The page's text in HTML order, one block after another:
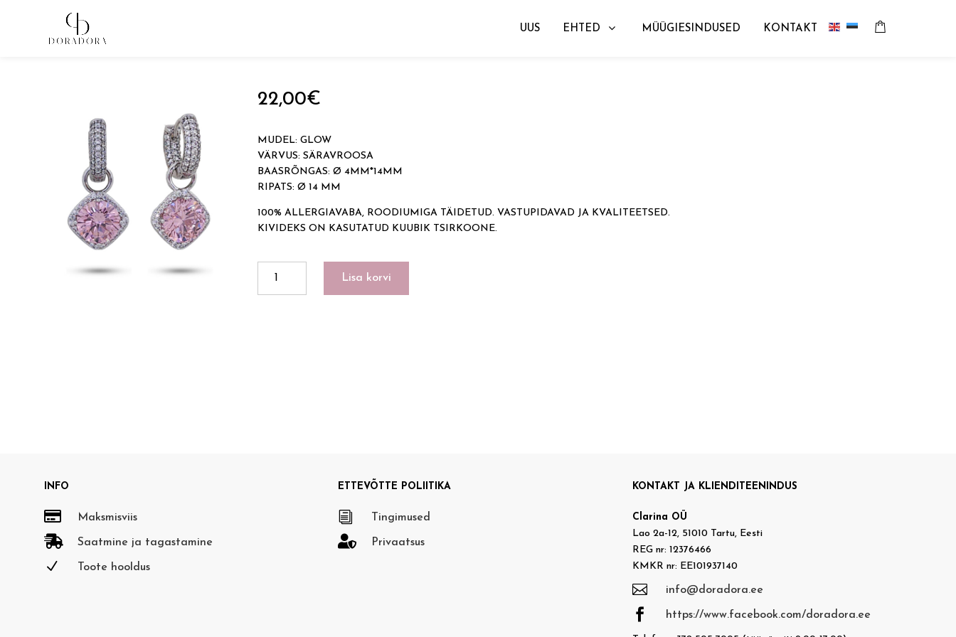
UUS EHTED MÜÜGIESINDUSED
KONTAKT
Avaleht→ Tugevkullatud ehted
22,00€
MUDEL: GLOW
VÄRVUS: SÄRAVROOSA
BAASRÕNGAS: Ø 4MM*14MM
RIPATS: Ø 14 MM
100% ALLERGIAVABA, ROODIUMIGA TÄIDETUD. VASTUPIDAVAD JA KVALITEETSED.
KIVIDEKS ON KASUTATUD KUUBIK TSIRKOONE.
Lisa korvi
INFO
 Maksmisviis
 Saatmine ja tagastamine
N Toote hooldus
ETTEVÕTTE POLIITIKA
i Tingimused
 Privaatsus
KONTAKT JA KLIENDITEENINDUS
Clarina OÜ
Lao 2a-12, 51010 Tartu, Eesti
REG nr: 12376466
KMKR nr: EE101937140
 info@doradora.ee
 https://www.facebook.com/doradora.ee